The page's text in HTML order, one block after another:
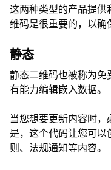
这两种类型的产品提供
维码是很重要的，以确
静态
静态二维码也被称为免
有能力编辑嵌入数据。
当您想要更新内容时
是，这个代码让您可以
则、法规通知等内容。